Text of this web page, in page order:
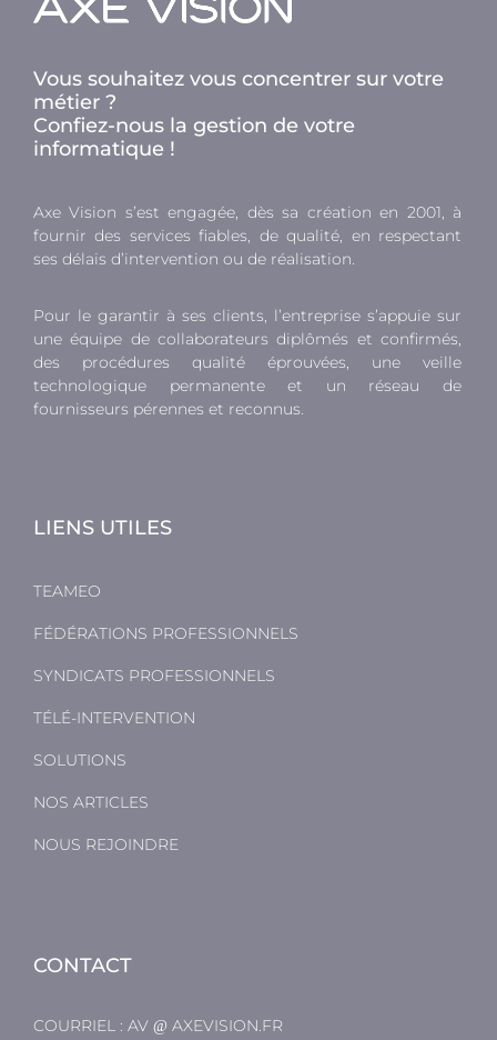
Vous souhaitez vous concentrer sur votre
métier ?
Confiez-nous la gestion de votre
informatique !
Axe Vision s’est engagée, dès sa création en 2001, à
fournir des services fiables, de qualité, en respectant
ses délais d’intervention ou de réalisation.
Pour le garantir à ses clients, l’entreprise s’appuie sur
une équipe de collaborateurs diplômés et confirmés,
des procédures qualité éprouvées, une veille
technologique permanente et un réseau de
fournisseurs pérennes et reconnus.
LIENS UTILES
TEAMEO
FÉDÉRATIONS PROFESSIONNELS
SYNDICATS PROFESSIONNELS
TÉLÉ-INTERVENTION
SOLUTIONS
NOS ARTICLES
NOUS REJOINDRE
CONTACT
COURRIEL : AV AXEVISION.FR